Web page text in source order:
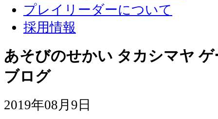
プレイリーダーについて
採用情報
あそびのせかい タカシマヤ
ブログ
2019年08月9日